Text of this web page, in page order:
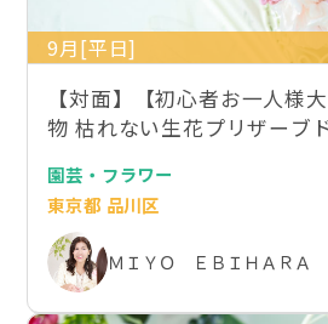
9月[平日]
【対面】【初心者お一人様
物 枯れない生花プリザーブ
園芸・フラワー
東京都 品川区
ＭＩＹＯ ＥＢＩＨＡＲＡ